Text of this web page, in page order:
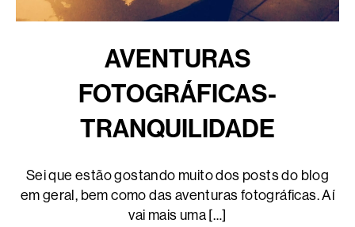
AVENTURAS
FOTOGRÁFICAS-
TRANQUILIDADE
Sei que estão gostando muito dos posts do blog
em geral, bem como das aventuras fotográficas. Aí
vai mais uma […]